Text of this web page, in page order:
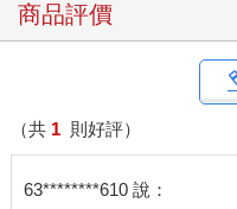
商品評價
（共 1 則好評）
63********610 說：